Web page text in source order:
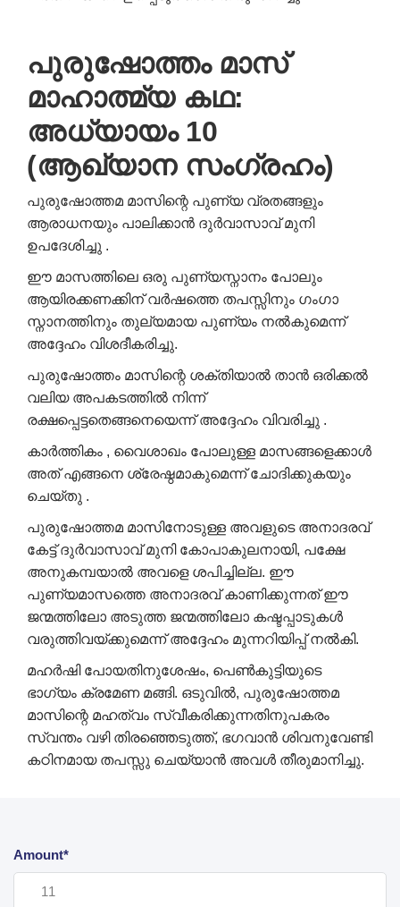
പുരുഷോത്തം മാസ്
മാഹാത്മ്യ കഥ:
അധ്യായം 10
(ആഖ്യാന സംഗ്രഹം)
പുരുഷോത്തമ മാസിന്റെ പുണ്യ വ്രതങ്ങളും
ആരാധനയും പാലിക്കാൻ ദുർവാസാവ് മുനി
ഉപദേശിച്ചു .
ഈ മാസത്തിലെ ഒരു പുണ്യസ്നാനം പോലും
ആയിരക്കണക്കിന് വർഷത്തെ തപസ്സിനും ഗംഗാ
സ്നാനത്തിനും തുല്യമായ പുണ്യം നൽകുമെന്ന്
അദ്ദേഹം വിശദീകരിച്ചു.
പുരുഷോത്തം മാസിന്റെ ശക്തിയാൽ താൻ ഒരിക്കൽ
വലിയ അപകടത്തിൽ നിന്ന്
രക്ഷപ്പെട്ടതെങ്ങനെയെന്ന് അദ്ദേഹം വിവരിച്ചു .
കാർത്തികം , വൈശാഖം പോലുള്ള മാസങ്ങളെക്കാൾ
അത് എങ്ങനെ ശ്രേഷ്ഠമാകുമെന്ന് ചോദിക്കുകയും
ചെയ്തു .
പുരുഷോത്തമ മാസിനോടുള്ള അവളുടെ അനാദരവ്
കേട്ട് ദുർവാസാവ് മുനി കോപാകുലനായി, പക്ഷേ
അനുകമ്പയാൽ അവളെ ശപിച്ചില്ല. ഈ
പുണ്യമാസത്തെ അനാദരവ് കാണിക്കുന്നത് ഈ
ജന്മത്തിലോ അടുത്ത ജന്മത്തിലോ കഷ്ടപ്പാടുകൾ
വരുത്തിവയ്ക്കുമെന്ന് അദ്ദേഹം മുന്നറിയിപ്പ് നൽകി.
മഹർഷി പോയതിനുശേഷം, പെൺകുട്ടിയുടെ
ഭാഗ്യം ക്രമേണ മങ്ങി. ഒടുവിൽ, പുരുഷോത്തമ
മാസിന്റെ മഹത്വം സ്വീകരിക്കുന്നതിനുപകരം
സ്വന്തം വഴി തിരഞ്ഞെടുത്ത്, ഭഗവാൻ ശിവനുവേണ്ടി
കഠിനമായ തപസ്സു ചെയ്യാൻ അവൾ തീരുമാനിച്ചു.
Amount*